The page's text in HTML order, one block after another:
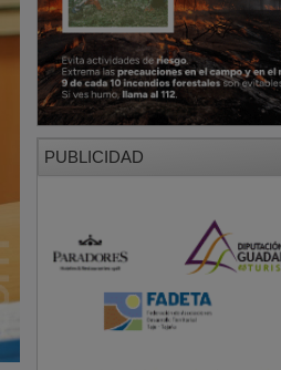
PUBLICIDAD